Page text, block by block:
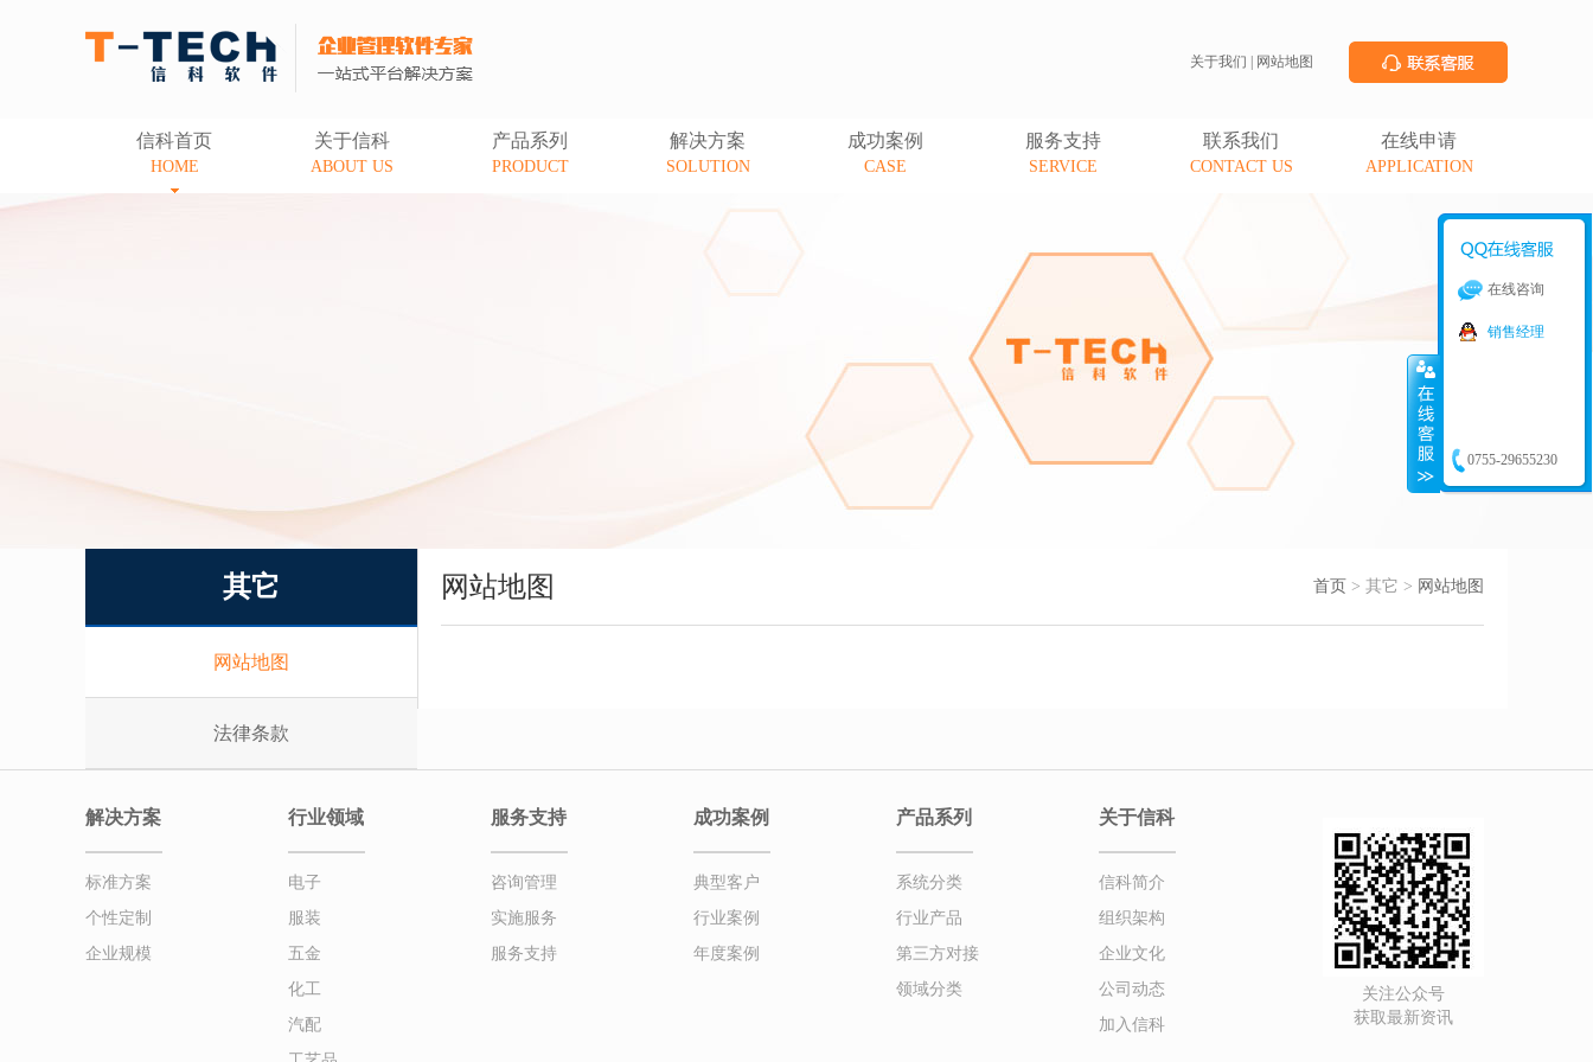
关于我们 网站地图
信科首页
HOME
关于信科
ABOUT US
产品系列
PRODUCT
解决方案
SOLUTION
成功案例
CASE
服务支持
SERVICE
联系我们
CONTACT US
在线申请
APPLICATION
其它
网站地图
法律条款
首页 > 其它 > 网站地图
网站地图
解决方案
标准方案
个性定制
企业规模
行业领域
电子
服装
五金
化工
汽配
服务支持
咨询管理
实施服务
服务支持
成功案例
典型客户
行业案例
年度案例
产品系列
系统分类
行业产品
第三方对接
领域分类
关于信科
信科简介
组织架构
企业文化
公司动态
加入信科
关注公众号
获取最新资讯
在线咨询
销售经理
0755-29655230